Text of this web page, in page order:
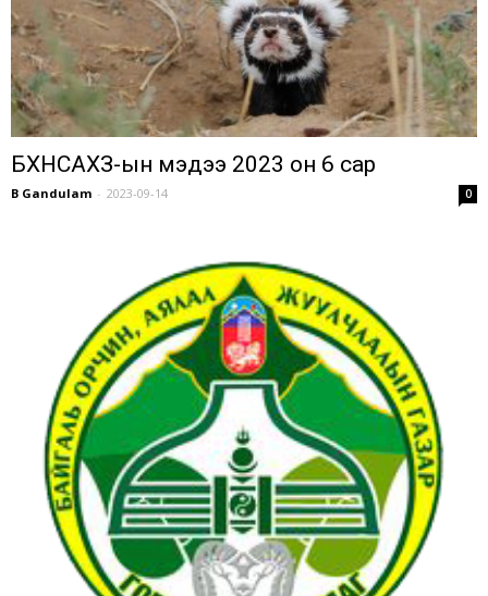
БХНСАХЗ-ын мэдээ 2023 он 6 сар
B Gandulam - 2023-09-14 0